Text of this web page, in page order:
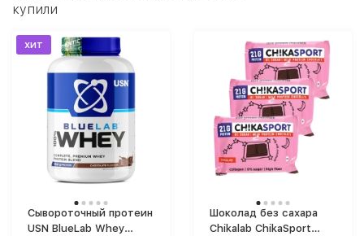
купили
хит
Сывороточный протеин
USN BlueLab Whey
Шоколад без сахара
Chikalab ChikaSport